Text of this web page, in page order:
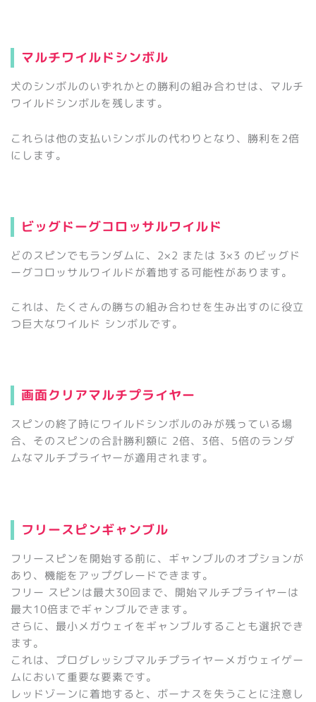
マルチワイルドシンボル
犬のシンボルのいずれかとの勝利の組み合わせは、マルチ
ワイルドシンボルを残します。
これらは他の支払いシンボルの代わりとなり、勝利を2倍
にします。
ビッグドーグコロッサルワイルド
どのスピンでもランダムに、2×2 または 3×3 のビッグド
ーグコロッサルワイルドが着地する可能性があります。
これは、たくさんの勝ちの組み合わせを生み出すのに役立
つ巨大なワイルド シンボルです。
画面クリアマルチプライヤー
スピンの終了時にワイルドシンボルのみが残っている場
合、そのスピンの合計勝利額に 2倍、3倍、5倍のランダ
ムなマルチプライヤーが適用されます。
フリースピンギャンブル
フリースピンを開始する前に、ギャンブルのオプションが
あり、機能をアップグレードできます。
フリー スピンは最大30回まで、開始マルチプライヤーは
最大10倍までギャンブルできます。
さらに、最小メガウェイをギャンブルすることも選択でき
ます。
これは、プログレッシブマルチプライヤーメガウェイゲー
ムにおいて重要な要素です。
レッドゾーンに着地すると、ボーナスを失うことに注意し